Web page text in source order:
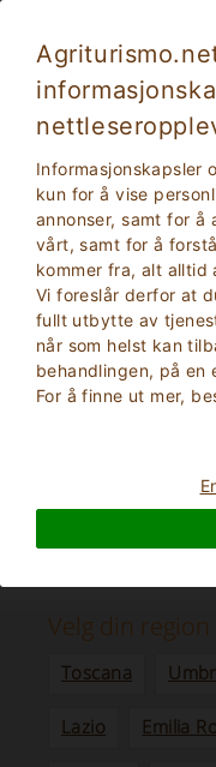
Informasjonskapsler
kun for å vise
annonser, samt for
vårt, samt for å
kommer fra, alt alltid
Vi foreslår derfor at
fullt utbytte av
når som helst kan
behandlingen, på en
For å finne ut mer,
2Voksne
0Barn
Sjarmerende
Velg din region
Toscana
Lazio Emilia